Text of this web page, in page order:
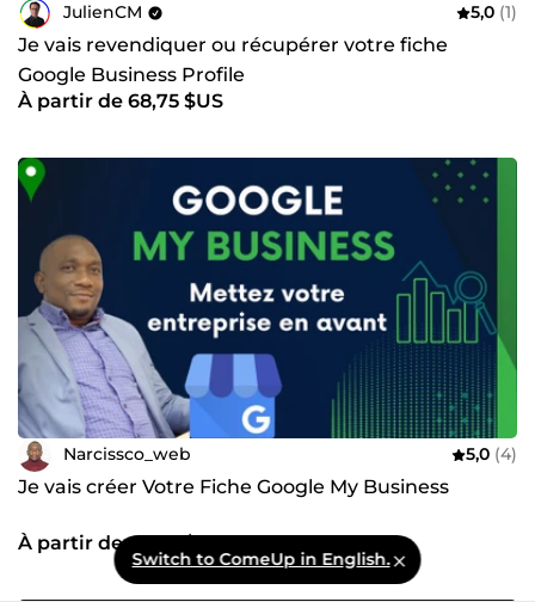
JulienCM 5,0 (1)
Je vais revendiquer ou récupérer votre fiche
Google Business Profile
À partir de 68,75 $US
Narcissco_web 5,0 (4)
Je vais créer Votre Fiche Google My Business
À partir de 68,75 $US
Switch to ComeUp in English.